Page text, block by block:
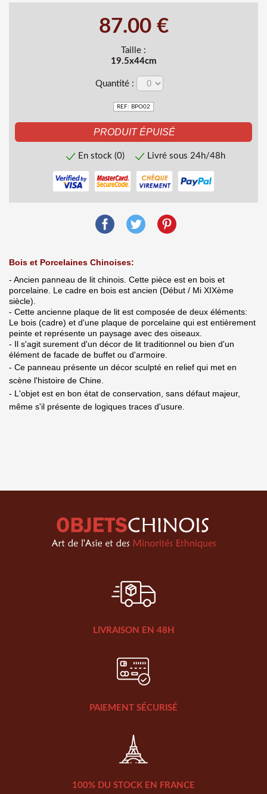
87.00 €
Taille :
19.5x44cm
Quantité :
REF: BPO02
En stock (0) Livré sous 24h/48h
Bois et Porcelaines Chinoises:
- Ancien panneau de lit chinois. Cette pièce est en bois et
porcelaine. Le cadre en bois est ancien (Début / Mi XIXème
siècle).
- Cette ancienne plaque de lit est composée de deux éléments:
Le bois (cadre) et d'une plaque de porcelaine qui est entièrement
peinte et représente un paysage avec des oiseaux.
- Il s'agit surement d'un décor de lit traditionnel ou bien d'un
élément de facade de buffet ou d'armoire.
- Ce panneau présente un décor sculpté en relief qui met en
scène l'histoire de Chine.
- L'objet est en bon état de conservation, sans défaut majeur,
même s'il présente de logiques traces d'usure.
LIVRAISON EN 48H
PAIEMENT SÉCURISÉ
100% DU STOCK EN FRANCE